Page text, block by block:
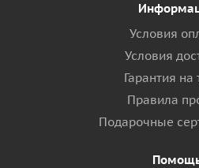
Условия
Условия
Гарантия на
Правила
Подарочные